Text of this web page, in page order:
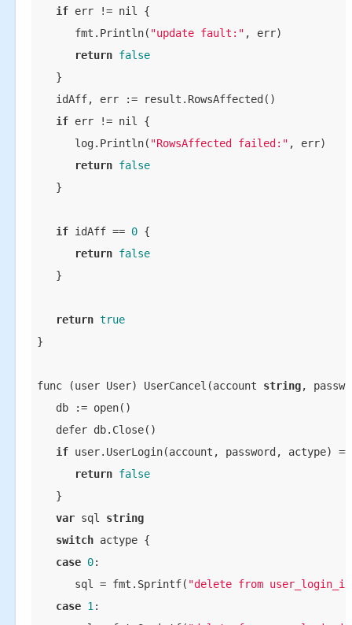
if err != nil {
fmt.Println( "update fault:" , err)
return false
}
idAff, err := result.RowsAffected()
if err != nil {
log.Println( "RowsAffected failed:" , err)
return false
}
if idAff == 0 {
return false
}
return true
}
func (user User) UserCancel(account string,
db := open()
defer db.Close()
if user.UserLogin(account, password, actype)
return false
}
var sql string
switch actype {
case 0:
sql = fmt.Sprintf( "delete from
case 1: